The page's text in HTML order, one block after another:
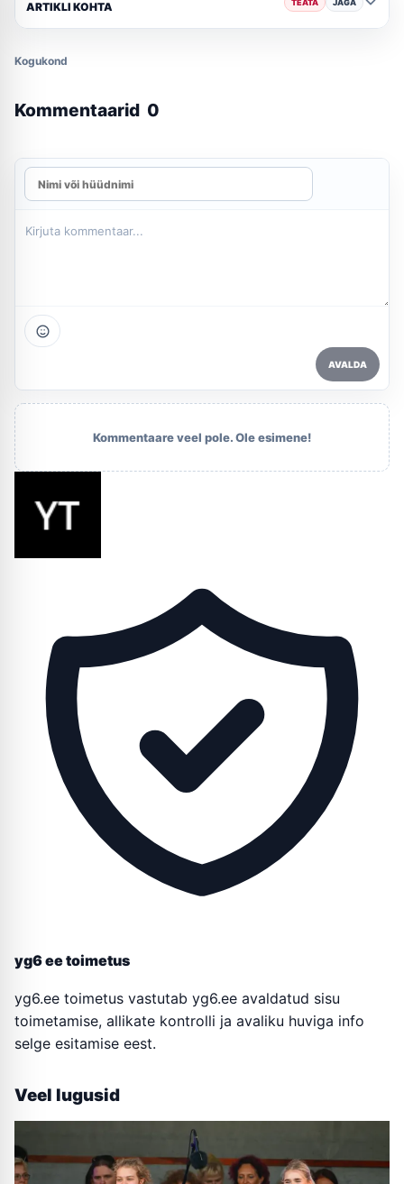
ARTIKLI KOHTA TEATA JAGA
Kogukond
Kommentaarid 0
AVALDA
Kommentaare veel pole. Ole esimene!
yg6 ee toimetus
yg6.ee toimetus vastutab yg6.ee avaldatud sisu
toimetamise, allikate kontrolli ja avaliku huviga info
selge esitamise eest.
Veel lugusid